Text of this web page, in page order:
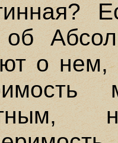
об
о нем,